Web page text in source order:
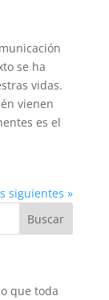
se ha
vidas.
vienen
es el
siguientes »
que toda